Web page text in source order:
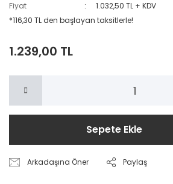
Fiyat
1.032,50 TL + KDV
*116,30 TL den başlayan taksitlerle!
1.239,00 TL
Sepete Ekle
Arkadaşına Öner Paylaş